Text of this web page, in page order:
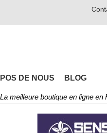
DE NOUS BLOG
La meilleure boutique en ligne en